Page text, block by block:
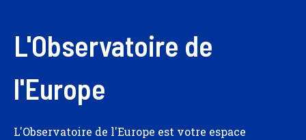
L'Observatoire de
l'Europe
L'Observatoire de l'Europe est votre espace